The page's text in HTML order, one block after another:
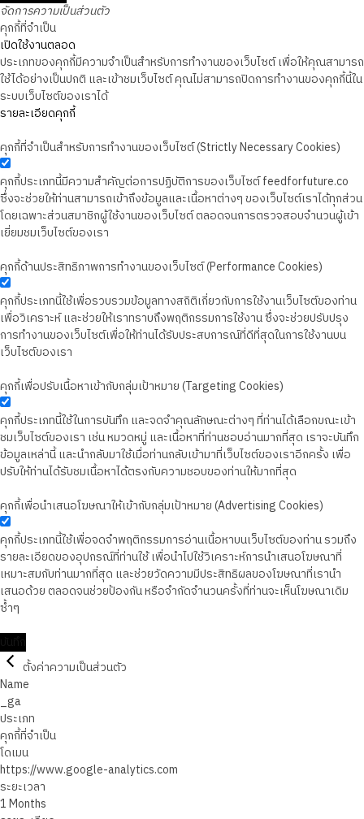
จัดการความเป็นส่วนตัว
คุกกี้ที่จำเป็น
เปิดใช้งานตลอด
ประเภทของคุกกี้มีความจำเป็นสำหรับการทำงานของเว็บไซต์ เพื่อให้คุณสามารถ
ใช้ได้อย่างเป็นปกติ และเข้าชมเว็บไซต์ คุณไม่สามารถปิดการทำงานของคุกกี้นี้ใน
ระบบเว็บไซต์ของเราได้
รายละเอียดคุกกี้
คุกกี้ที่จำเป็นสำหรับการทำงานของเว็บไซต์ (Strictly Necessary Cookies)
คุกกี้ประเภทนี้มีความสำคัญต่อการปฏิบัติการของเว็บไซต์ feedforfuture.co
ซึ่งจะช่วยให้ท่านสามารถเข้าถึงข้อมูลและเนื้อหาต่างๆ ของเว็บไซต์เราได้ทุกส่วน
โดยเฉพาะส่วนสมาชิกผู้ใช้งานของเว็บไซต์ ตลอดจนการตรวจสอบจำนวนผู้เข้า
เยี่ยมชมเว็บไซต์ของเรา
คุกกี้ด้านประสิทธิภาพการทำงานของเว็บไซต์ (Performance Cookies)
คุกกี้ประเภทนี้ใช้เพื่อรวบรวมข้อมูลทางสถิติเกี่ยวกับการใช้งานเว็บไซต์ของท่าน
เพื่อวิเคราะห์ และช่วยให้เราทราบถึงพฤติกรรมการใช้งาน ซึ่งจะช่วยปรับปรุง
การทำงานของเว็บไซต์เพื่อให้ท่านได้รับประสบการณ์ที่ดีที่สุดในการใช้งานบน
เว็บไซต์ของเรา
คุกกี้เพื่อปรับเนื้อหาเข้ากับกลุ่มเป้าหมาย (Targeting Cookies)
คุกกี้ประเภทนี้ใช้ในการบันทึก และจดจำคุณลักษณะต่างๆ ที่ท่านได้เลือกขณะเข้า
ชมเว็บไซต์ของเรา เช่น หมวดหมู่ และเนื้อหาที่ท่านชอบอ่านมากที่สุด เราจะบันทึก
ข้อมูลเหล่านี้ และนำกลับมาใช้เมื่อท่านกลับเข้ามาที่เว็บไซต์ของเราอีกครั้ง เพื่อ
ปรับให้ท่านได้รับชมเนื้อหาได้ตรงกับความชอบของท่านให้มากที่สุด
คุกกี้เพื่อนำเสนอโฆษณาให้เข้ากับกลุ่มเป้าหมาย (Advertising Cookies)
คุกกี้ประเภทนี้ใช้เพื่อจดจำพฤติกรรมการอ่านเนื้อหาบนเว็บไซต์ของท่าน รวมถึง
รายละเอียดของอุปกรณ์ที่ท่านใช้ เพื่อนำไปใช้วิเคราะห์การนำเสนอโฆษณาที่
เหมาะสมกับท่านมากที่สุด และช่วยวัดความมีประสิทธิผลของโฆษณาที่เรานำ
เสนอด้วย ตลอดจนช่วยป้องกัน หรือจำกัดจำนวนครั้งที่ท่านจะเห็นโฆษณาเดิม
ซ้ำๆ
ตั้งค่าความเป็นส่วนตัว
Name
_ga
ประเภท
คุกกี้ที่จำเป็น
โดเมน
https://www.google-analytics.com
ระยะเวลา
1 Months